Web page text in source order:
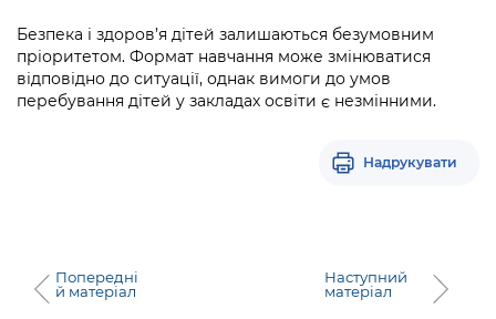
Безпека і здоров’я дітей залишаються безумовним
пріоритетом. Формат навчання може змінюватися
відповідно до ситуації, однак вимоги до умов
перебування дітей у закладах освіти є незмінними.
Надрукувати
Попередні
й матеріал
Наступний
матеріал